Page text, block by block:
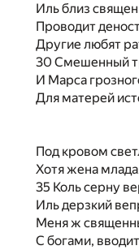
Иль близ
Проводит
Другие любят
30 Смешенный
И Марса
Для матерей
Под кровом
Хотя жена
35 Коль серну
Иль дерзкий
Меня ж
С богами,